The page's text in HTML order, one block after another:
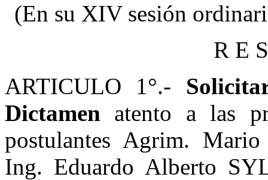
(En su XIV sesión
R E
ARTICULO 1°.- S
Dictamen atento a las
postulantes Agrim.
Ing. Eduardo Alberto